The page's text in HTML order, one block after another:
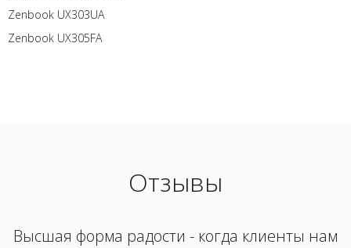
Zenbook UX303UA
Zenbook UX305FA
Отзывы
Высшая форма радости - когда клиенты нам